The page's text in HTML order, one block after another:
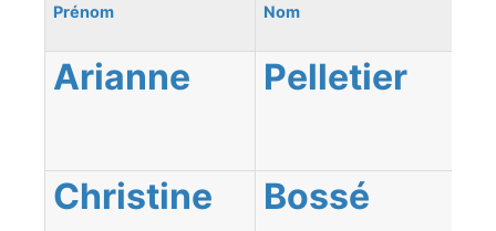
Prénom Nom
Arianne Pelletier
Christine Bossé